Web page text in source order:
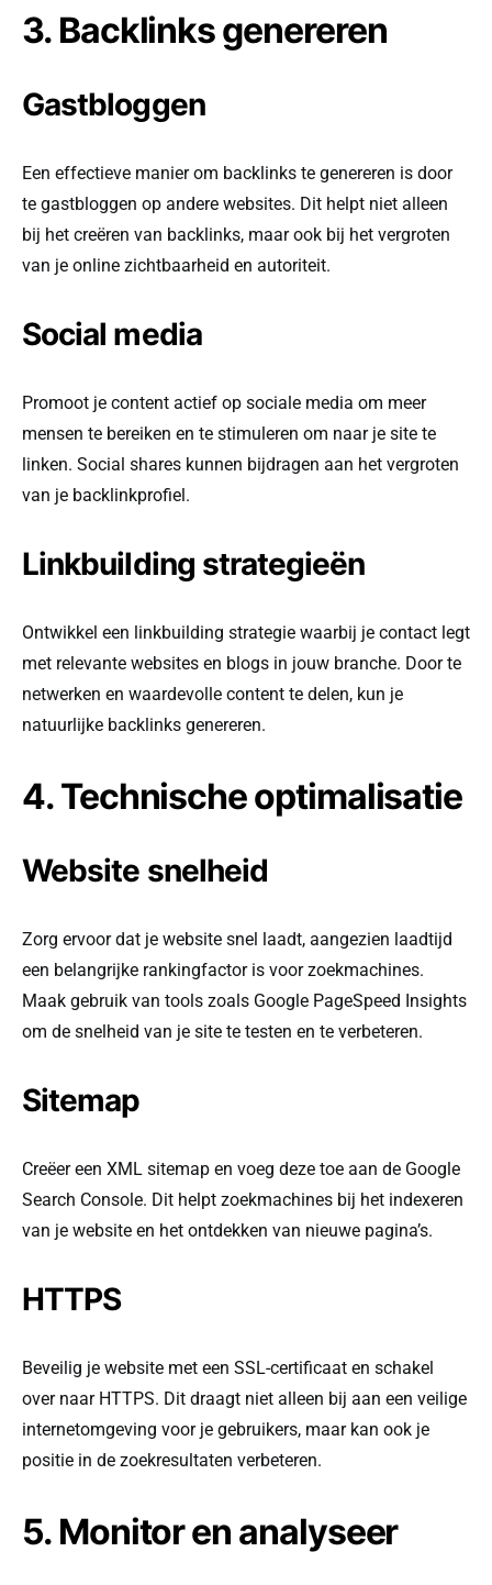
3. Backlinks genereren
Gastbloggen
Een effectieve manier om backlinks te genereren is door
te gastbloggen op andere websites. Dit helpt niet alleen
bij het creëren van backlinks, maar ook bij het vergroten
van je online zichtbaarheid en autoriteit.
Social media
Promoot je content actief op sociale media om meer
mensen te bereiken en te stimuleren om naar je site te
linken. Social shares kunnen bijdragen aan het vergroten
van je backlinkprofiel.
Linkbuilding strategieën
Ontwikkel een linkbuilding strategie waarbij je contact legt
met relevante websites en blogs in jouw branche. Door te
netwerken en waardevolle content te delen, kun je
natuurlijke backlinks genereren.
4. Technische optimalisatie
Website snelheid
Zorg ervoor dat je website snel laadt, aangezien laadtijd
een belangrijke rankingfactor is voor zoekmachines.
Maak gebruik van tools zoals Google PageSpeed Insights
om de snelheid van je site te testen en te verbeteren.
Sitemap
Creëer een XML sitemap en voeg deze toe aan de Google
Search Console. Dit helpt zoekmachines bij het indexeren
van je website en het ontdekken van nieuwe pagina’s.
HTTPS
Beveilig je website met een SSL-certificaat en schakel
over naar HTTPS. Dit draagt niet alleen bij aan een veilige
internetomgeving voor je gebruikers, maar kan ook je
positie in de zoekresultaten verbeteren.
5. Monitor en analyseer